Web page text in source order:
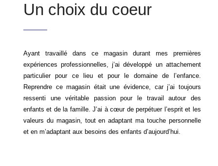
Un choix du coeur
Ayant travaillé dans ce magasin durant mes premières
expériences professionnelles, j’ai développé un attachement
particulier pour ce lieu et pour le domaine de l’enfance.
Reprendre ce magasin était une évidence, car j’ai toujours
ressenti une véritable passion pour le travail autour des
enfants et de la famille. J’ai à cœur de perpétuer l’esprit et les
valeurs du magasin, tout en adaptant ma touche personnelle
et en m’adaptant aux besoins des enfants d’aujourd’hui.